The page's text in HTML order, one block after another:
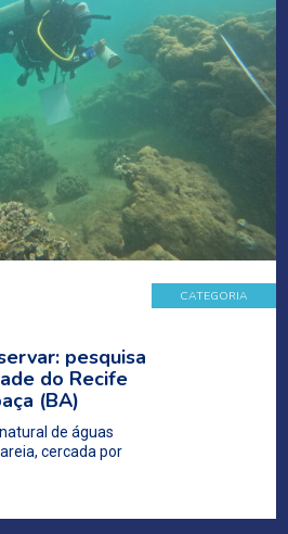
CATEGORIA
pesquisa
do Recife
(BA)
de águas
cercada por